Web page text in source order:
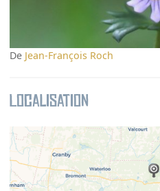
De Jean-François Roch
Localisation